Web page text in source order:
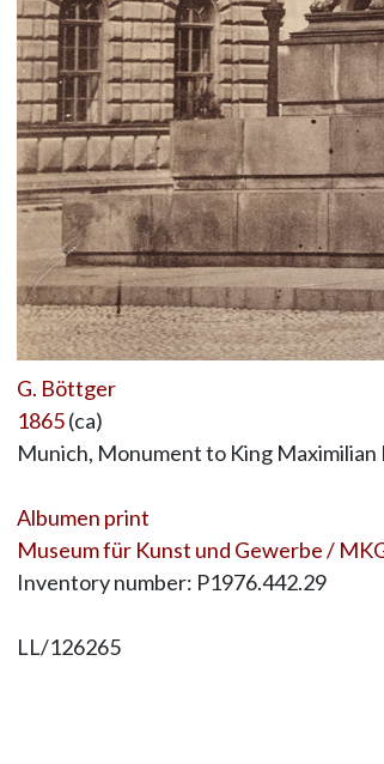
G. Böttger
1865(ca)
Munich, Monument to King Maximilian
Albumen print
Museum für Kunst und Gewerbe /
Inventory number: P1976.442.29
LL/126265